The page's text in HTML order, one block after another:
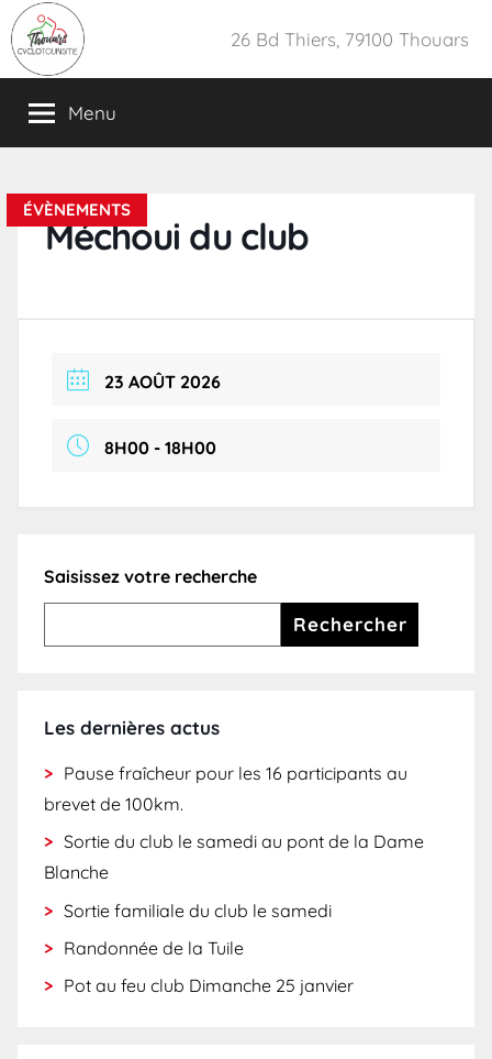
Aller
au
contenu
26 Bd Thiers, 79100 Thouars
Menu
ÉVÈNEMENTS
Méchoui du club
23 AOÛT 2026
8H00 - 18H00
Saisissez votre recherche
Rechercher
Les dernières actus
Pause fraîcheur pour les 16 participants au
brevet de 100km.
Sortie du club le samedi au pont de la Dame
Blanche
Sortie familiale du club le samedi
Randonnée de la Tuile
Pot au feu club Dimanche 25 janvier